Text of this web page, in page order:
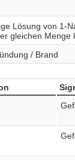
Lösung von 1-
gleichen Menge
/ Brand